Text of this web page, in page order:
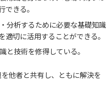
ー（2027年度以降入学
ー（2024～2026年度入学
2024年度以降入学生）
2023年度入学生）
年度入学生）
いて
セス
きる。
分析するために必要な基礎知識
適切に活用することができる。
と技術を修得している。
他者と共有し、ともに解決を
2016～2019年度保健医
医療経営・看護）
2016～2019年度心理・
～2019年度入学生）
年度以前入学生）
ー（2024年度入学生）
デンティティ）
届出書類・履行状況報
活動・概要